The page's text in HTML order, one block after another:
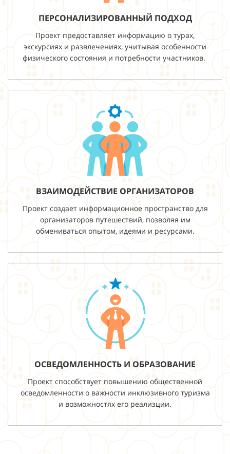
ПЕРСОНАЛИЗИРОВАННЫЙ ПОДХОД
Проект предоставляет информацию о турах,
экскурсиях и развлечениях, учитывая особенности
физического состояния и потребности участников.
ВЗАИМОДЕЙСТВИЕ ОРГАНИЗАТОРОВ
Проект создает информационное пространство для
организаторов путешествий, позволяя им
обмениваться опытом, идеями и ресурсами.
ОСВЕДОМЛЕННОСТЬ И ОБРАЗОВАНИЕ
Проект способствует повышению общественной
осведомленности о важности инклюзивного туризма
и возможностях его реализции.